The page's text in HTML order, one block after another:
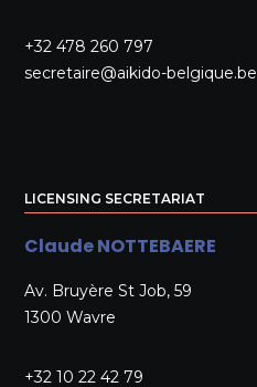
+32 478 260 797
secretaire@aikido-belgique.be
LICENSING SECRETARIAT
Claude NOTTEBAERE
Av. Bruyère St Job, 59
1300 Wavre
+32 10 22 42 79